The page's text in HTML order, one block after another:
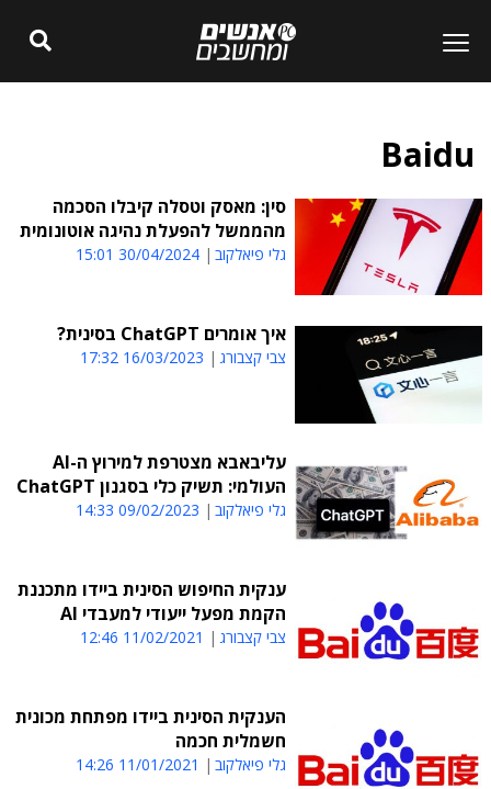
Baidu
סין: מאסק וטסלה קיבלו הסכמה
מהממשל להפעלת נהיגה אוטונומית
גלי פיאלקוב 30/04/2024 15:01
איך אומרים ChatGPT בסינית?
צבי קצבורג 16/03/2023 17:32
עליבאבא מצטרפת למירוץ ה-AI
העולמי: תשיק כלי בסגנון ChatGPT
גלי פיאלקוב 09/02/2023 14:33
ענקית החיפוש הסינית ביידו מתכננת
הקמת מפעל ייעודי למעבדי AI
צבי קצבורג 11/02/2021 12:46
הענקית הסינית ביידו מפתחת מכונית
חשמלית חכמה
גלי פיאלקוב 11/01/2021 14:26